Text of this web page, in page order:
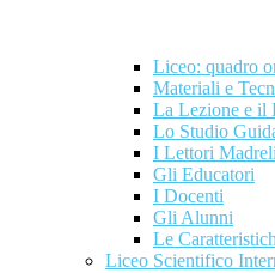
Liceo: quadro
Materiali e
La Lezione e il
Lo Studio
I Lettori
Gli Educatori
I Docenti
Gli Alunni
Le
Liceo Scientifico